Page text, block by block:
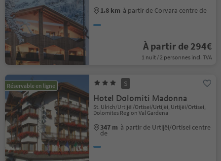
1.8 km à partir de Corvara centre de
À partir de 294€
1 nuit / 2 personnes incl. TVA
Réservable en ligne S
Hotel Dolomiti Madonna
St. Ulrich/Urtijëi/Ortisei/Urtijëi, Urtijëi/Ortisei,
Dolomites Region Val Gardena
347 m à partir de Urtijëi/Ortisei centre
de